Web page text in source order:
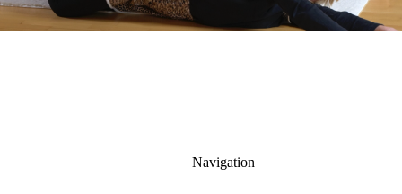
Navigation